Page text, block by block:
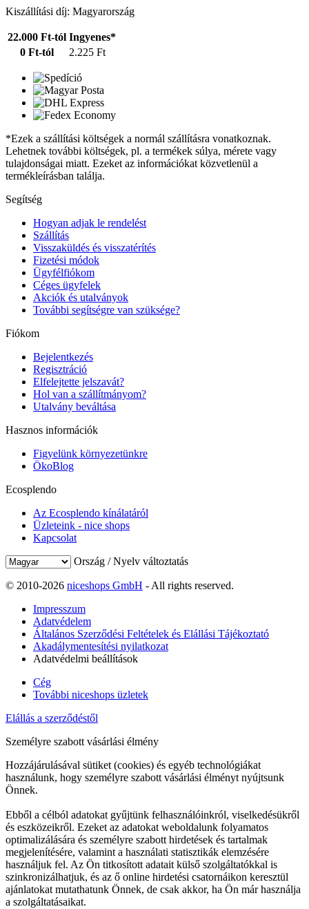
Kiszállítási díj: Magyarország
22.000 Ft-tól Ingyenes*
0 Ft-tól
2.225 Ft
*Ezek a szállítási költségek a normál szállításra vonatkoznak.
Lehetnek további költségek, pl. a termékek súlya, mérete vagy
tulajdonságai miatt. Ezeket az információkat közvetlenül a
termékleírásban találja.
Segítség
Hogyan adjak le rendelést
Szállítás
Visszaküldés és visszatérítés
Fizetési módok
Ügyfélfiókom
Céges ügyfelek
Akciók és utalványok
További segítségre van szüksége?
Fiókom
Bejelentkezés
Regisztráció
Elfelejtette jelszavát?
Hol van a szállítmányom?
Utalvány beváltása
Hasznos információk
Figyelünk környezetünkre
ÖkoBlog
Ecosplendo
Az Ecosplendo kínálatáról
Üzleteink - nice shops
Kapcsolat
Ország / Nyelv változtatás
© 2010-2026 niceshops GmbH - All rights reserved.
Impresszum
Adatvédelem
Általános Szerződési Feltételek és Elállási Tájékoztató
Akadálymentesítési nyilatkozat
Adatvédelmi beállítások
Cég
További niceshops üzletek
Elállás a szerződéstől
Személyre szabott vásárlási élmény
Hozzájárulásával sütiket (cookies) és egyéb technológiákat
használunk, hogy személyre szabott vásárlási élményt nyújtsunk
Önnek.
Ebből a célból adatokat gyűjtünk felhasználóinkról, viselkedésükről
és eszközeikről. Ezeket az adatokat weboldalunk folyamatos
optimalizálására és személyre szabott hirdetések és tartalmak
megjelenítésére, valamint a használati statisztikák elemzésére
használjuk fel. Az Ön titkosított adatait külső szolgáltatókkal is
szinkronizálhatjuk, és az ő online hirdetési csatornáikon keresztül
ajánlatokat mutathatunk Önnek, de csak akkor, ha Ön már használja
a szolgáltatásaikat.